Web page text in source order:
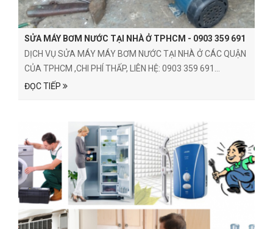
SỬA MÁY BƠM NƯỚC TẠI NHÀ Ở TPHCM - 0903 359 691
DỊCH VỤ SỬA MÁY MÁY BƠM NƯỚC TẠI NHÀ Ở CÁC QUẬN
CỦA TPHCM ,CHI PHÍ THẤP, LIÊN HỆ: 0903 359 691...
ĐỌC TIẾP